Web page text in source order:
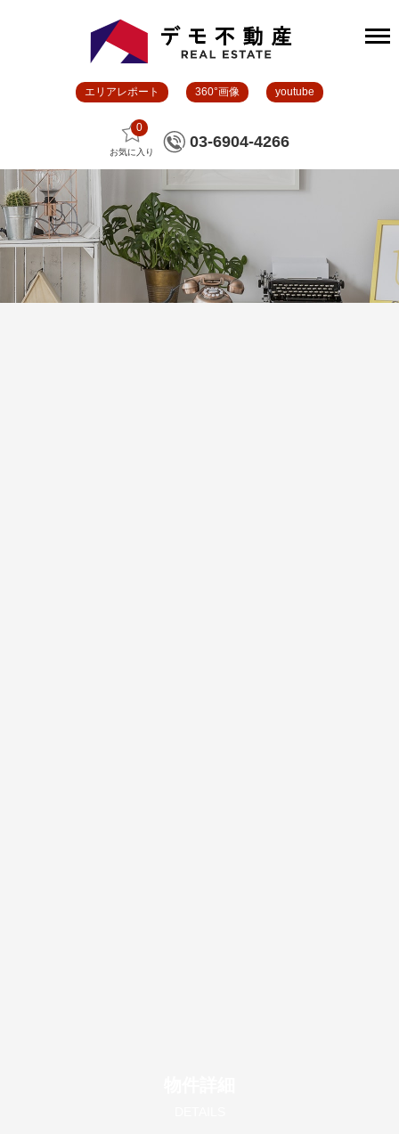
エリアレポート 360°画像 youtube
0
お気に入り
03-6904-4266